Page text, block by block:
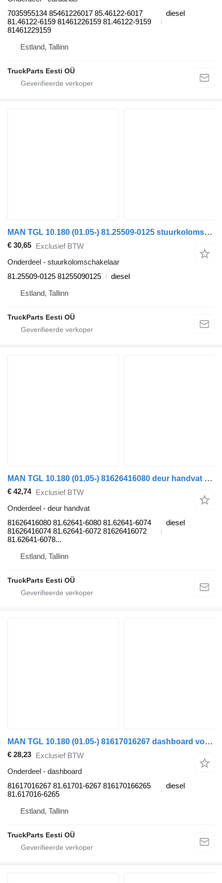
7035955134 85461226017 85.46122-6017
81.46122-6159 81461226159 81.46122-9159
81461229159
diesel
Estland, Tallinn
TruckParts Eesti OÜ
MAN TGL 10.180 (01.05-) 81.25509-0125 stuurkolomschakelaar voor MAN TGL, TGM, TGS, TGX (2005-2021) trekker
€ 30,65 Exclusief BTW
Onderdeel - stuurkolomschakelaar
81.25509-0125 81255090125
diesel
Estland, Tallinn
TruckParts Eesti OÜ
MAN TGL 10.180 (01.05-) 81626416080 deur handvat voor MAN TGL, TGM, TGS, TGX (2005-2021) trekker
€ 42,74 Exclusief BTW
Onderdeel - deur handvat
81626416080 81.62641-6080 81.62641-6074
81626416074 81.62641-6072 81626416072
81.62641-6078...
diesel
Estland, Tallinn
TruckParts Eesti OÜ
MAN TGL 10.180 (01.05-) 81617016267 dashboard voor MAN TGL, TGM, TGS, TGX (2005-2021) trekker
€ 28,23 Exclusief BTW
Onderdeel - dashboard
81617016267 81.61701-6267 816170166265
81.617016-6265
diesel
Estland, Tallinn
TruckParts Eesti OÜ